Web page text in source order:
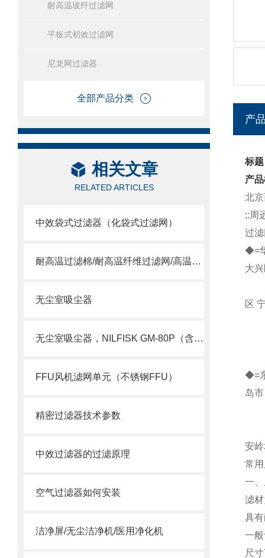
耐高温玻纤过滤网
平板式初效过滤网
尼龙网过滤器
全部产品分类
相关文章
RELATED ARTICLES
中效袋式过滤器（化袋式过滤网）
耐高温过滤棉/耐高温纤维过滤网/高温合成纤维滤棉
无尘室吸尘器
无尘室吸尘器，NILFISK GM-80P（含HEPA）
FFU风机滤网单元（不锈钢FFU）
精密过滤器技术参数
中效过滤器的过滤原理
空气过滤器如何安装
洁净屏/无尘洁净机/医用净化机
产
标
产
北
;:周
过
◆=
大
区
◆=
岛
安
常
一
滤
具
一
尺